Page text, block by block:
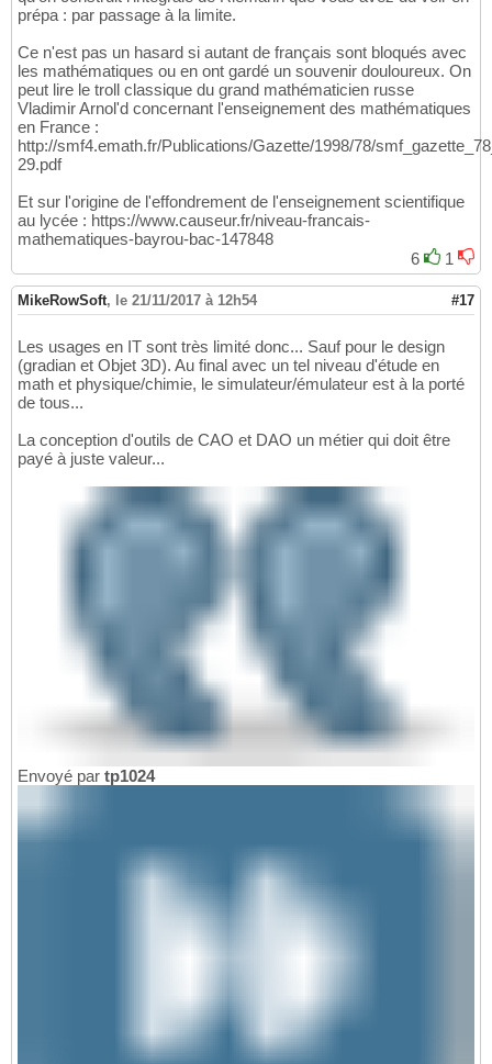
prépa : par passage à la limite.
Ce n'est pas un hasard si autant de français sont bloqués avec
les mathématiques ou en ont gardé un souvenir douloureux. On
peut lire le troll classique du grand mathématicien russe
Vladimir Arnol'd concernant l'enseignement des mathématiques
en France :
http://smf4.emath.fr/Publications/Gazette/1998/78/
29.pdf
Et sur l'origine de l'effondrement de l'enseignement scientifique
au lycée : https://www.causeur.fr/niveau-francais-
mathematiques-bayrou-bac-147848
6
1
MikeRowSoft, le 21/11/2017 à 12h54 #17
Les usages en IT sont très limité donc... Sauf pour le design
(gradian et Objet 3D). Au final avec un tel niveau d'étude en
math et physique/chimie, le simulateur/émulateur est à la porté
de tous...
La conception d'outils de CAO et DAO un métier qui doit être
payé à juste valeur...
Envoyé par tp1024